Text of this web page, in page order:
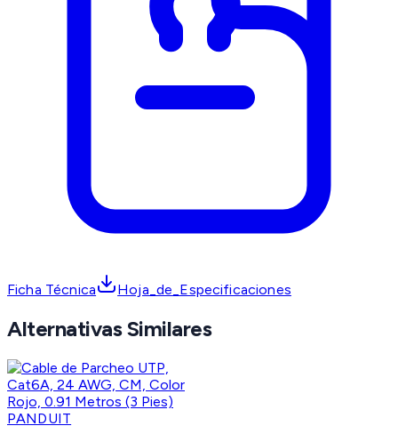
Ficha Técnica Hoja_de_Especificaciones
Alternativas Similares
PANDUIT